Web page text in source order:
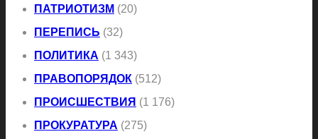
ПАТРИОТИЗМ (20)
ПЕРЕПИСЬ (32)
ПОЛИТИКА (1 343)
ПРАВОПОРЯДОК (512)
ПРОИСШЕСТВИЯ (1 176)
ПРОКУРАТУРА (275)